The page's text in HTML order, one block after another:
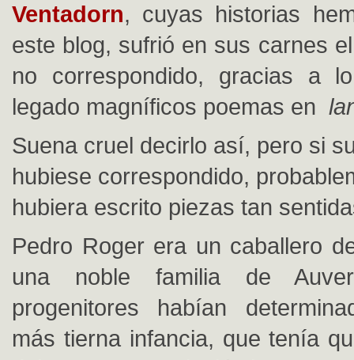
Ventadorn, cuyas historias
este blog, sufrió en sus carnes
no correspondido, gracias a
legado magníficos poemas en
Suena cruel decirlo así, pero si
hubiese correspondido,
hubiera escrito piezas tan
Pedro Roger era un caballero
una noble familia de
progenitores habían
más tierna infancia, que tenía